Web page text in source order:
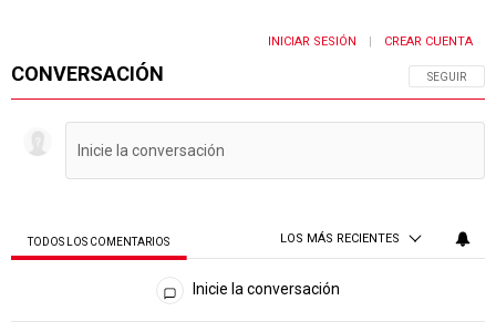
CONVERSACIÓN SIGA ESTA
SEGUIR
INICIAR SESIÓN CREAR CUENTA
TODOS LOS COMENTARIOS LOS MÁS RECIENTES
Todos los comentarios
Inicie la conversación